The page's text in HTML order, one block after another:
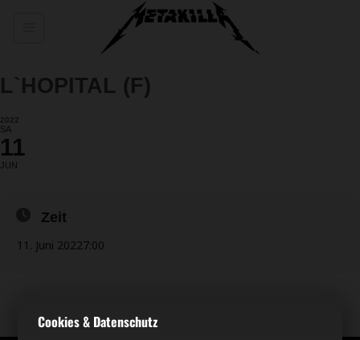
L`HOPITAL (F)
SA
11
JUN
Zeit
11. Juni 20227:00
Cookies & Datenschutz